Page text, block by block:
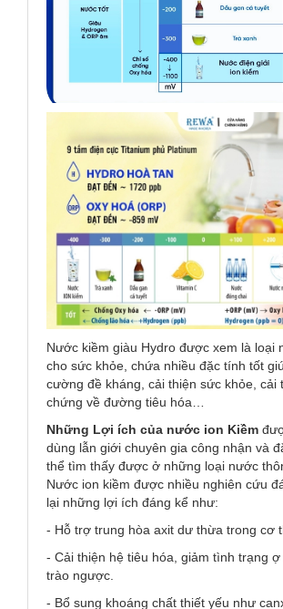
Nước kiềm giàu Hydro được xem là loại
cho sức khỏe, chứa nhiều đặc tính tốt
cường đề kháng, cải thiện sức khỏe, cải
chứng về đường tiêu hóa…
Những Lợi ích của nước ion Kiềm
dùng lẫn giới chuyên gia công nhận và
thể tìm thấy được ở những loại nước
Nước ion kiềm được nhiều nghiên cứu
lại những lợi ích đáng kể như:
- Hỗ trợ trung hòa axit dư thừa trong cơ
- Cải thiện hệ tiêu hóa, giảm tình trạng
trào ngược.
- Bổ sung khoáng chất thiết yếu như